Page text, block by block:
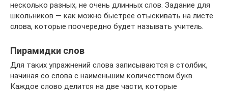
несколько разных, не очень длинных слов. Задание для
школьников — как можно быстрее отыскивать на листе
слова, которые поочередно будет называть учитель.
Пирамидки слов
Для таких упражнений слова записываются в столбик,
начиная со слова с наименьшим количеством букв.
Каждое слово делится на две части, которые